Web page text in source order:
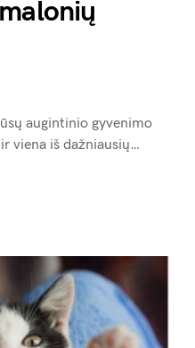
augintinio gyvenimo
viena iš dažniausių…